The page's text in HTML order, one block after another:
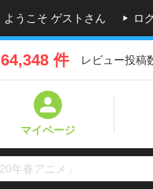
ようこそ ゲストさん ロ
64,348 件 レビュー投稿
マイページ